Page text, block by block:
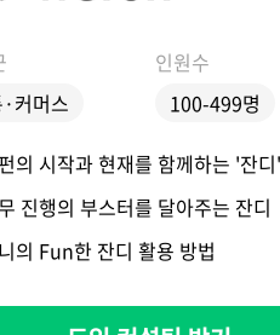
커머스
인원수
100-499명
의 시작과 현재를 함께하는 '잔디'
진행의 부스터를 달아주는 잔디
의 Fun한 잔디 활용 방법